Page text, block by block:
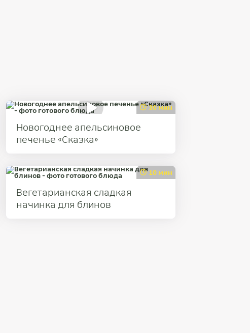
30 мин
Новогоднее апельсиновое
печенье «Сказка»
10 мин
Вегетарианская сладкая
начинка для блинов